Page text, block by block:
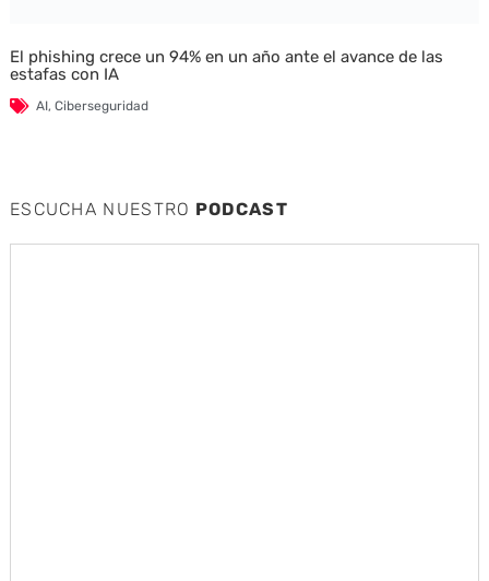
El phishing crece un 94% en un año ante el avance de las
estafas con IA
AI, Ciberseguridad
ESCUCHA NUESTRO PODCAST